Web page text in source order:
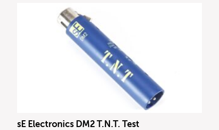
sE Electronics DM2 T.N.T. Test